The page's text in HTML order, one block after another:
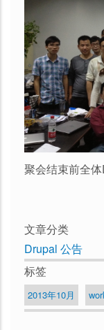
聚会结束前全
文章分类
Drupal 公告
标签
2013年10月